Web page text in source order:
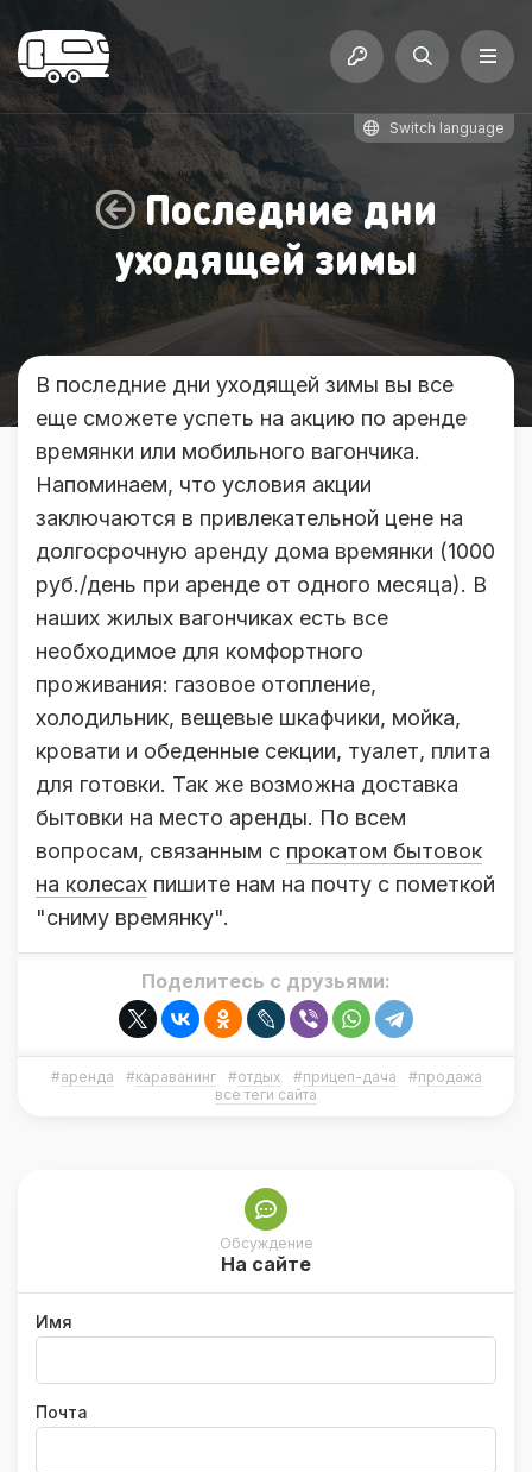
Switch language
Последние дни
уходящей зимы
В последние дни уходящей зимы вы все
еще сможете успеть на акцию по аренде
времянки или мобильного вагончика.
Напоминаем, что условия акции
заключаются в привлекательной цене на
долгосрочную аренду дома времянки (1000
руб./день при аренде от одного месяца). В
наших жилых вагончиках есть все
необходимое для комфортного
проживания: газовое отопление,
холодильник, вещевые шкафчики, мойка,
кровати и обеденные секции, туалет, плита
для готовки. Так же возможна доставка
бытовки на место аренды. По всем
вопросам, связанным с прокатом бытовок
на колесах пишите нам на почту с пометкой
"сниму времянку".
Поделитесь с друзьями:
#аренда #караванинг #отдых #прицеп-дача #продажа
все теги сайта
Обсуждение
На сайте
Имя
Почта